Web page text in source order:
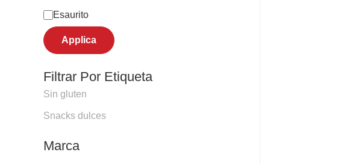
Esaurito
Applica
Filtrar Por Etiqueta
Sin gluten
Snacks dulces
Marca